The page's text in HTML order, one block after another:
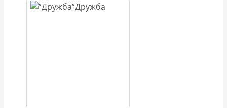
Дружба